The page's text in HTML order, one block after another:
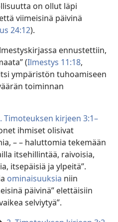
on ollut läpi
viimeisinä päivinä
24:12).
ennustettiin,
(Ilmestys 11:18,
ympäristön tuhoamiseen
toiminnan
Timoteuksen kirjeen 3:1–
ihmiset olisivat
– – haluttomia tekemään
itsehillintää, raivoisia,
itsepäisiä ja ylpeitä”.
ominaisuuksia niin
päivinä” elettäisiin
selviytyä”.